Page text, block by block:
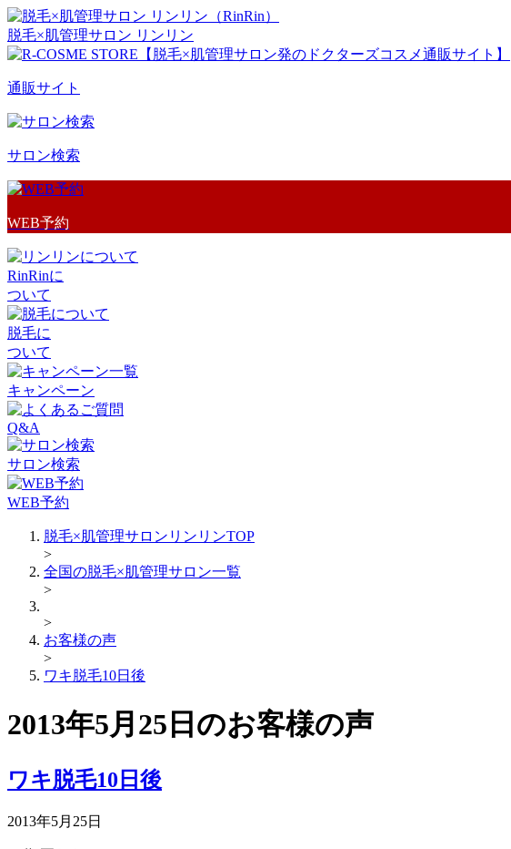
脱毛×肌管理サロン リンリン
通販サイト
サロン検索
WEB予約
RinRinに
ついて
脱毛に
ついて
キャンペーン
Q&A
サロン検索
WEB予約
脱毛×肌管理サロンリンリンTOP
>
全国の脱毛×肌管理サロン一覧
>
>
お客様の声
>
ワキ脱毛10日後
2013年5月25日のお客様の声
ワキ脱毛10日後
2013年5月25日